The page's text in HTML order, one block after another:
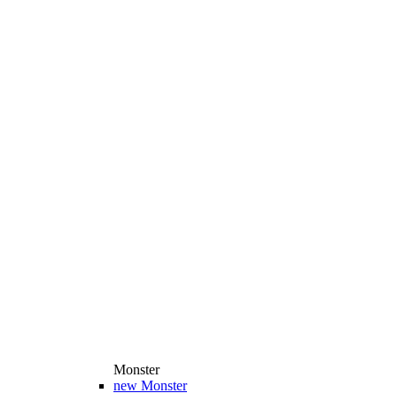
Monster
new Monster